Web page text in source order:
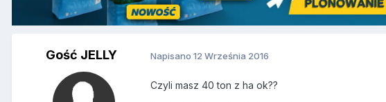
Gość JELLY Napisano 12 Września 2016
Czyli masz 40 ton z ha ok??